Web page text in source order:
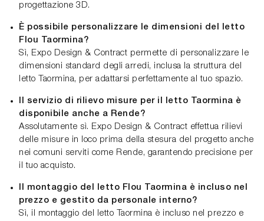
progettazione 3D.
È possibile personalizzare le dimensioni del letto
Flou Taormina?
Sì, Expo Design & Contract permette di personalizzare le
dimensioni standard degli arredi, inclusa la struttura del
letto Taormina, per adattarsi perfettamente al tuo spazio.
Il servizio di rilievo misure per il letto Taormina è
disponibile anche a Rende?
Assolutamente sì. Expo Design & Contract effettua rilievi
delle misure in loco prima della stesura del progetto anche
nei comuni serviti come Rende, garantendo precisione per
il tuo acquisto.
Il montaggio del letto Flou Taormina è incluso nel
prezzo e gestito da personale interno?
Sì, il montaggio del letto Taormina è incluso nel prezzo e